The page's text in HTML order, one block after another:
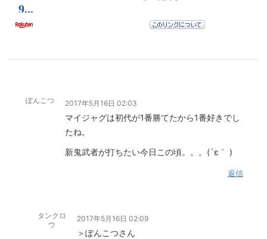
ぽんこつ 2017年5月16日 02:03
マイジャグは初代が1番勝てたから1番好きでし
たね。
新鬼武者が打ちたい今日この頃。。。(´ε｀ )
返信
タンクロ
ウ
2017年5月16日 02:09
＞ぽんこつさん